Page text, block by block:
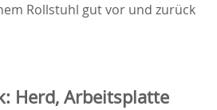
Rollstuhl gut vor und zurück
Herd, Arbeitsplatte